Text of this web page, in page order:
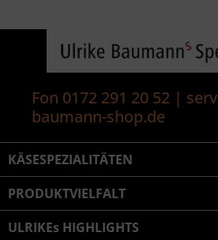
Fon 0172 291 20 52 |
baumann-shop.de
KÄSESPEZIALITÄTEN
PRODUKTVIELFALT
ULRIKEs HIGHLIGHTS